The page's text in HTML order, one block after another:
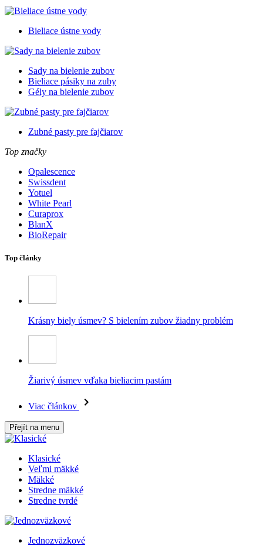
Bieliace ústne vody
Sady na bielenie zubov
Bieliace pásiky na zuby
Gély na bielenie zubov
Zubné pasty pre fajčiarov
Top značky
Opalescence
Swissdent
Yotuel
White Pearl
Curaprox
BlanX
BioRepair
Top články
Krásny biely úsmev? S bielením zubov žiadny problém
Žiarivý úsmev vďaka bieliacim pastám
Viac článkov
Přejít na menu
Klasické
Veľmi mäkké
Mäkké
Stredne mäkké
Stredne tvrdé
Jednozväzkové